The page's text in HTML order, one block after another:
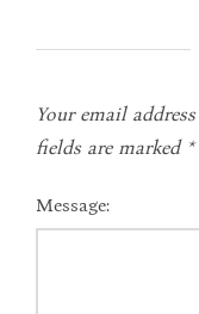
Your email
fields are marked *
Message: